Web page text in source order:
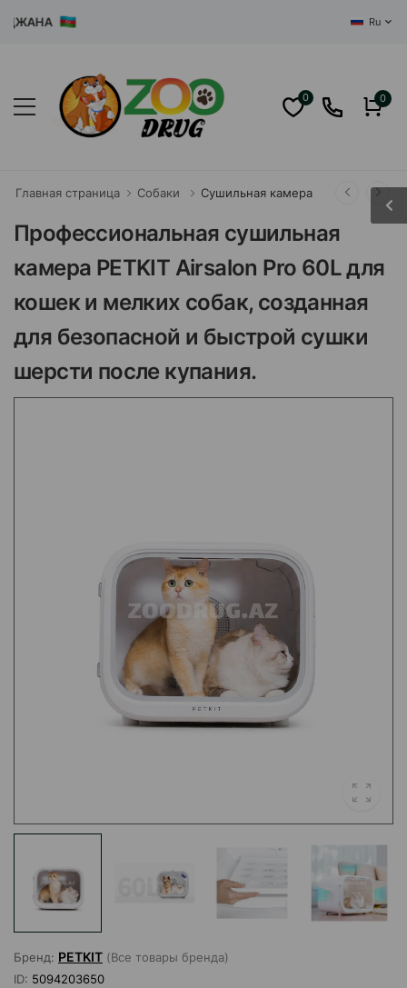
Ru
0 0
Главная страница Собаки Сушильная камера
Профессиональная сушильная
камера PETKIT Airsalon Pro 60L для
кошек и мелких собак, созданная
для безопасной и быстрой сушки
шерсти после купания.
Бренд: PETKIT (Все товары бренда)
ID: 5094203650